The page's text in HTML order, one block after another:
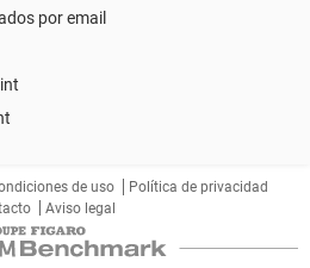
por email
de uso
Política de privacidad
Aviso legal